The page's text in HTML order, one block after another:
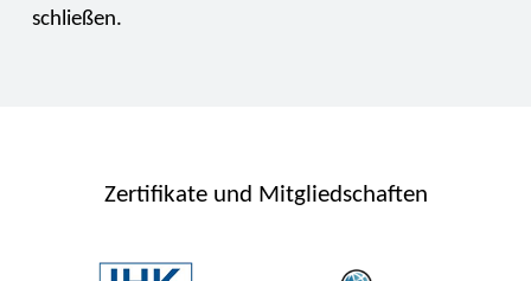
schließen.
Zertifikate und Mitgliedschaften